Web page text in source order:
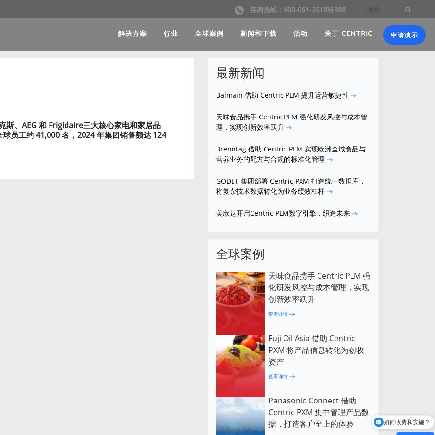
咨询热线：400-061-2518转888
解决方案 行业 全球案例 新闻和下载 活动 关于 CENTRIC 申请演示
斯、AEG 和 Frigidaire三大核心家电和家居品
员工约 41,000 名，2024 年集团销售额达 124
最新新闻
Balmain 借助 Centric PLM 提升运营敏捷性
天味食品携手 Centric PLM 强化研发风控与成本管
理，实现创新效率跃升
Brenntag 借助 Centric PLM 实现欧洲全域食品与
营养业务的配方与合规的标准化管理
GODET 集团部署 Centric PXM 打造统一数据库，
将复杂技术数据转化为业务绩效杠杆
美欣达开启Centric PLM数字引擎，织造未来
全球案例
天味食品携手 Centric PLM 强
化研发风控与成本管理，实现
创新效率跃升
查看详情
Fuji Oil Asia 借助 Centric
PXM 将产品信息转化为创收
资产
查看详情
Panasonic Connect 借助
Centric PXM 集中管理产品数
据，打造客户至上的体验
如何收费和实施？